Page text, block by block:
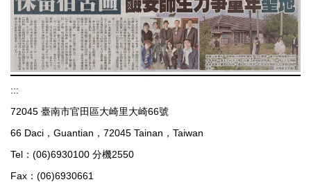
:::
72045 臺南市官田區大崎里大崎66號
66 Daci，Guantian，72045 Tainan，Taiwan
Tel：(06)6930100 分機2550
Fax：(06)6930661